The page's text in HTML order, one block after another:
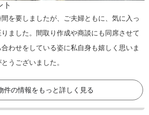
ト
を要しましたが、ご夫婦ともに、気に入っ
ました。間取り作成や商談にも同席させて
わせをしている姿に私自身も嬉しく思いま
うございました。
件の情報をもっと詳しく見る